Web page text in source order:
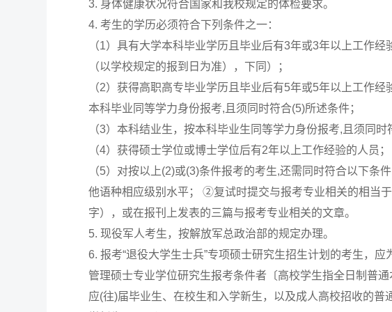
3. 身体健康状况符合国家和我校规定的体检要求。
4. 考生的学历必须符合下列条件之一：
（1）具有大学本科毕业学历且毕业后有3年或3年以上工作
（以学校规定的报到日为准），下同）；
（2）获得高职高专毕业学历且毕业后有5年或5年以上工作
本科毕业同等学力身份报考,且须同时符合(5)所述条件；
（3）本科结业生，按本科毕业生同等学力身份报考,且须同时
（4）获得硕士学位或博士学位后有2年以上工作经验的人员；
（5）对按以上(2)或(3)条件报考的考生,还需同时符合以下
他语种相应级别水平； ②复试时提交与报考专业相关的相当
字），或在报刊上发表的三篇与报考专业相关的文章。
5. 现役军人考生，按解放军总政治部的规定办理。
6. 报考“退役大学生士兵”专项硕士研究生招生计划的考生，
管理硕士专业学位研究生报考条件者〔高校学生指全日制普
应(往)届毕业生、在校生和入学新生，以及成人高校招收的普